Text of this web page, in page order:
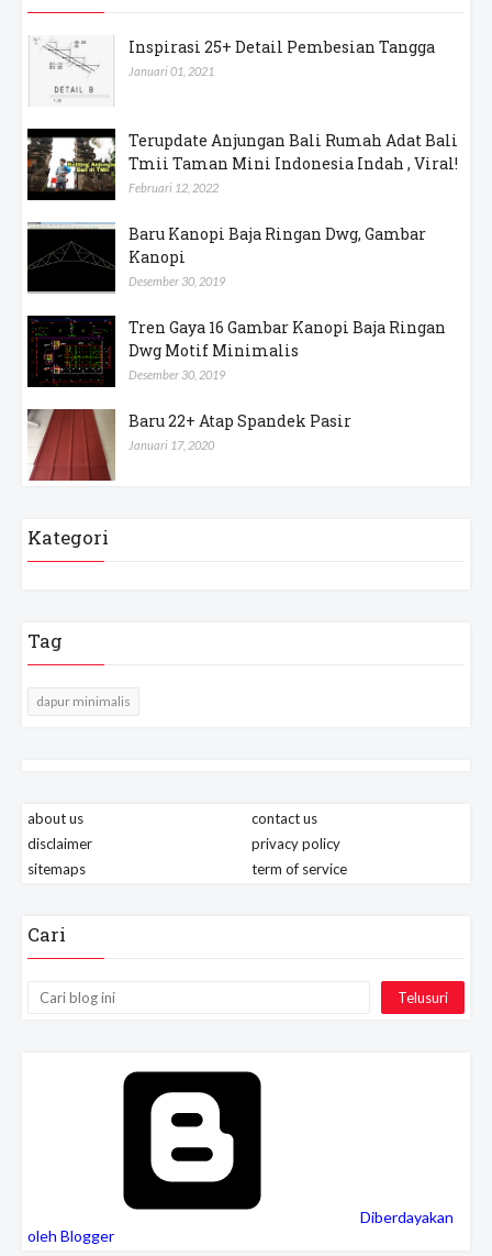
Inspirasi 25+ Detail Pembesian Tangga
Januari 01, 2021
Terupdate Anjungan Bali Rumah Adat Bali
Tmii Taman Mini Indonesia Indah , Viral!
Februari 12, 2022
Baru Kanopi Baja Ringan Dwg, Gambar
Kanopi
Desember 30, 2019
Tren Gaya 16 Gambar Kanopi Baja Ringan
Dwg Motif Minimalis
Desember 30, 2019
Baru 22+ Atap Spandek Pasir
Januari 17, 2020
Kategori
Tag
dapur minimalis
about us
contact us
disclaimer
privacy policy
sitemaps
term of service
Cari
Diberdayakan
oleh Blogger